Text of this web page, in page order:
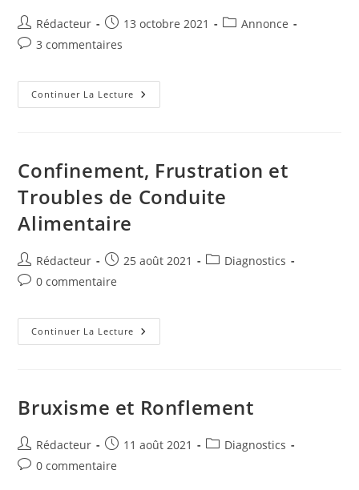
Auteur/autrice
de
Rédacteur
Publication
publiée :
13 octobre 2021
PostAnnonce
Commentaires
la
publication :
3 commentaires
Continuer La Lecture Lettre
Ouverte
République
Emmanuel
Macron
Et
Son
Confinement, Frustration et
Troubles de Conduite
Alimentaire
Auteur/autrice
de
Rédacteur
Publication
publiée :
25 août 2021
PostDiagnostics
Commentaires
la
publication :
0 commentaire
Continuer La Lecture Confinement,
Frustration
Alimentaire
Bruxisme et Ronflement
Auteur/autrice
de
Rédacteur
Publication
publiée :
11 août 2021
PostDiagnostics
Commentaires
0 commentaire